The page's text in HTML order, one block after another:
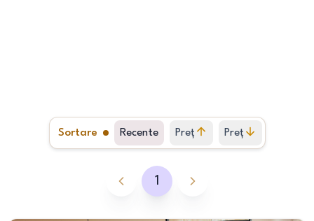
Sortare Recente Preț
crescător
Preț
descrescător
1